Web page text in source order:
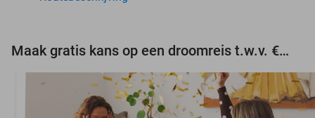
Maak gratis kans op een droomreis t.w.v. €3.000!